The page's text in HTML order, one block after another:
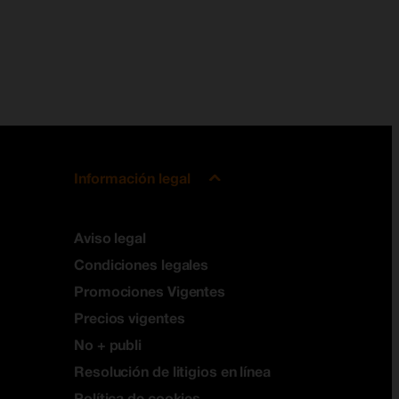
Información legal
Aviso legal
Condiciones legales
Promociones Vigentes
Precios vigentes
No + publi
Resolución de litigios en línea